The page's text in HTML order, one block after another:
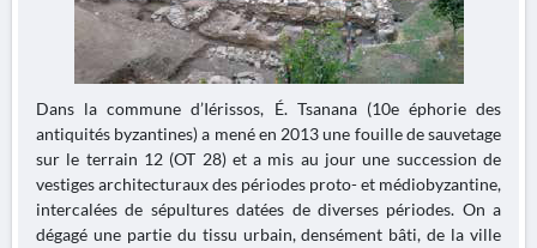
Dans la commune d’Iérissos, É. Tsanana (10e éphorie des
antiquités byzantines) a mené en 2013 une fouille de sauvetage
sur le terrain 12 (OT 28) et a mis au jour une succession de
vestiges architecturaux des périodes proto- et médiobyzantine,
intercalées de sépultures datées de diverses périodes. On a
dégagé une partie du tissu urbain, densément bâti, de la ville